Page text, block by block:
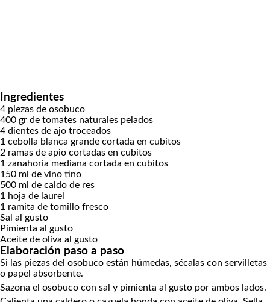
Ingredientes
4 piezas de osobuco
400 gr de tomates naturales pelados
4 dientes de ajo troceados
1 cebolla blanca grande cortada en cubitos
2 ramas de apio cortadas en cubitos
1 zanahoria mediana cortada en cubitos
150 ml de vino tino
500 ml de caldo de res
1 hoja de laurel
1 ramita de tomillo fresco
Sal al gusto
Pimienta al gusto
Aceite de oliva al gusto
Elaboración paso a paso
Si las piezas del osobuco están húmedas, sécalas con servilletas
o papel absorbente.
Sazona el osobuco con sal y pimienta al gusto por ambos lados.